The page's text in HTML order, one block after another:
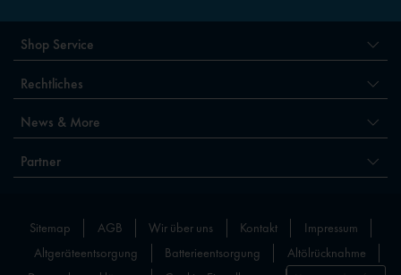
Shop Service
Rechtliches
News & More
Partner
Sitemap AGB Wir über uns Kontakt
Impressum
Altgeräteentsorgung
Batterieentsorgung
Altölrücknahme